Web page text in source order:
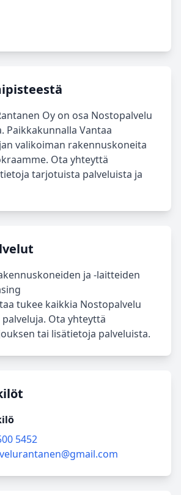
Oy on osa Nostopalvelu
Paikkakunnalla Vantaa
valikoiman rakennuskoneita
Ota yhteyttä
tarjotuista palveluista ja
ja -laitteiden
tukee kaikkia Nostopalvelu
Ota yhteyttä
tai lisätietoja palveluista.
5452